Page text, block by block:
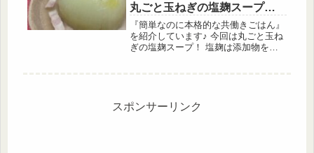
丸ごと玉ねぎの塩麹スープレ
シピ！
『簡単なのに本格的な共働きごはん』
を紹介しています♪ 今回は丸ごと玉ね
ぎの塩麹スープ！ 塩麹は添加物を使
します！ また、生姜も入っているの
で身体がポカポカになり冬にピッタリ
スポンサーリンク